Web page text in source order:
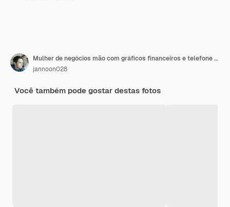
Mulher de negócios mão com gráficos financeiros e telefone celular sobre o laptop na mesa.
jannoon028
Você também pode gostar destas fotos